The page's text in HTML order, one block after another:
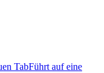
TabFührt auf eine